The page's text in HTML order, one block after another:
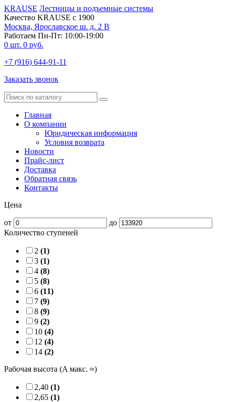
KRAUSE Лестницы и подъемные системы
Качество KRAUSE с 1900
Москва, Ярославское ш. д. 2 В
Работаем Пн-Пт: 10:00-19:00
0 шт. 0 руб.
+7 (916) 644-91-11
Заказать звонок
Главная
О компании
Юридическая информация
Условия возврата
Новости
Прайс-лист
Доставка
Обратная связь
Контакты
Цена
от
до
Количество ступеней
2 (1)
3 (1)
4 (8)
5 (8)
6 (11)
7 (9)
8 (9)
9 (2)
10 (4)
12 (4)
14 (2)
Рабочая высота (A макс. ≈)
2,40 (1)
2,65 (1)